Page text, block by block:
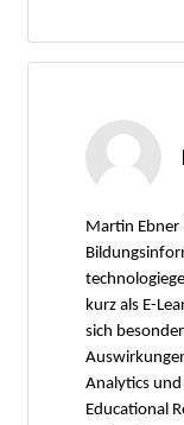
Martin
kurz als E-
sich
Analytics
Educational